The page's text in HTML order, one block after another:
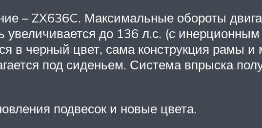
– ZX636C. Максимальные обороты
до 136 л.с. (с
в черный цвет, сама конструкция рамы и
под сиденьем. Система впрыска
подвесок и новые цвета.